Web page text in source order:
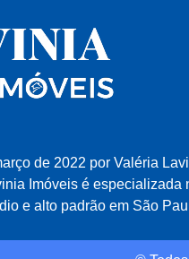
de 2022 por Valéria
Imóveis é especializada
e alto padrão em São